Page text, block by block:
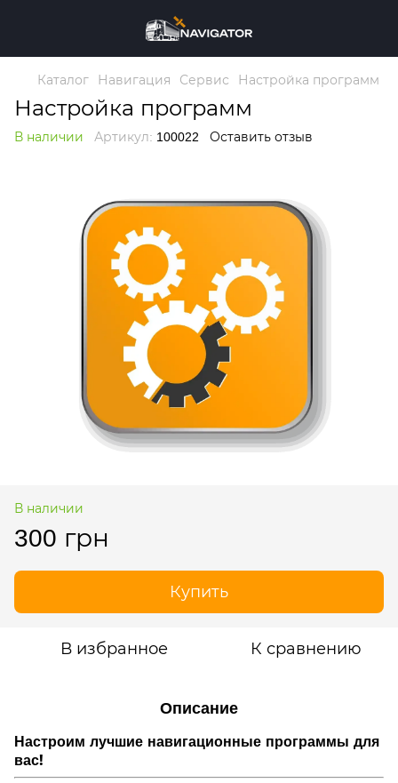
Каталог Навигация Сервис Настройка программ
Настройка программ
В наличии Артикул: 100022 Оставить отзыв
В наличии
300 грн
Купить
В избранное К сравнению
Описание
Настроим лучшие навигационные программы для
вас!